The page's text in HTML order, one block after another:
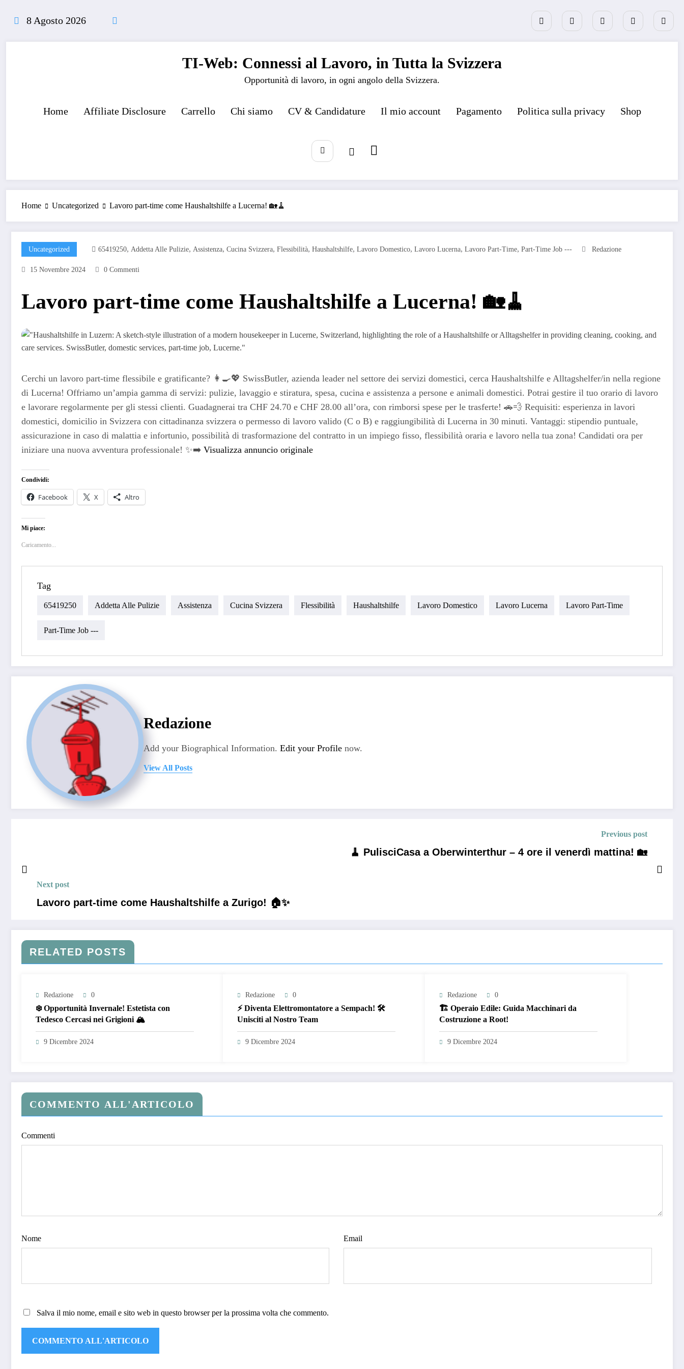
8 Agosto 2026
TI-Web: Connessi al Lavoro, in Tutta la Svizzera
Opportunità di lavoro, in ogni angolo della Svizzera.
Home Affiliate Disclosure Carrello Chi siamo CV & Candidature Il mio account Pagamento Politica sulla privacy Shop
Home Uncategorized Lavoro part-time come Haushaltshilfe a Lucerna! 🏡🧹
Uncategorized 65419250, Addetta Alle Pulizie, Assistenza, Cucina Svizzera, Flessibilità, Haushaltshilfe, Lavoro Domestico, Lavoro Lucerna, Lavoro Part-Time, Part-Time Job --- Redazione
15 Novembre 2024 0 Commenti
Lavoro part-time come Haushaltshilfe a Lucerna! 🏡🧹
Cerchi un lavoro part-time flessibile e gratificante? 👩‍🍳💖 SwissButler, azienda leader nel settore dei servizi domestici, cerca Haushaltshilfe e Alltagshelfer/in nella regione
di Lucerna! Offriamo un’ampia gamma di servizi: pulizie, lavaggio e stiratura, spesa, cucina e assistenza a persone e animali domestici. Potrai gestire il tuo orario di lavoro
e lavorare regolarmente per gli stessi clienti. Guadagnerai tra CHF 24.70 e CHF 28.00 all’ora, con rimborsi spese per le trasferte! 🚗💨 Requisiti: esperienza in lavori
domestici, domicilio in Svizzera con cittadinanza svizzera o permesso di lavoro valido (C o B) e raggiungibilità di Lucerna in 30 minuti. Vantaggi: stipendio puntuale,
assicurazione in caso di malattia e infortunio, possibilità di trasformazione del contratto in un impiego fisso, flessibilità oraria e lavoro nella tua zona! Candidati ora per
iniziare una nuova avventura professionale! ✨➡️ Visualizza annuncio originale
Condividi:
Facebook X Altro
Mi piace:
Caricamento...
Tag
65419250 Addetta Alle Pulizie Assistenza Cucina Svizzera Flessibilità Haushaltshilfe Lavoro Domestico Lavoro Lucerna Lavoro Part-Time
Part-Time Job ---
Redazione
Add your Biographical Information. Edit your Profile now.
View All Posts
Previous post
🧹 PulisciCasa a Oberwinterthur – 4 ore il venerdì mattina! 🏡
Next post
Lavoro part-time come Haushaltshilfe a Zurigo! 🏠✨
RELATED POSTS
Redazione 0
❄️ Opportunità Invernale! Estetista con
Tedesco Cercasi nei Grigioni 🏔️
9 Dicembre 2024
Redazione 0
⚡ Diventa Elettromontatore a Sempach! 🛠️
Unisciti al Nostro Team
9 Dicembre 2024
Redazione 0
🏗️ Operaio Edile: Guida Macchinari da
Costruzione a Root!
9 Dicembre 2024
COMMENTO ALL'ARTICOLO
Commenti
Nome Email
Salva il mio nome, email e sito web in questo browser per la prossima volta che commento.